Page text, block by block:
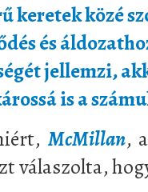
keretek közé
és
jellemzi,
is a
McMillan,
válaszolta,